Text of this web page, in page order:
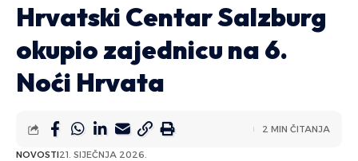
Hrvatski Centar Salzburg
okupio zajednicu na 6.
Noći Hrvata
NOVOSTI21. SIJEČNJA 2026.
2 MIN ČITANJA